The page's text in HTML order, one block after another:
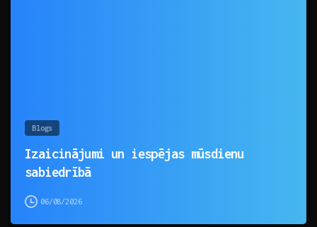
Blogs
Izaicinājumi un iespējas mūsdienu
sabiedrībā
06/08/2026